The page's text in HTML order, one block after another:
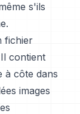
s'ils
fichier
contient
à côte dans
images